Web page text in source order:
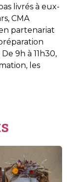
livrés à eux-
CMA
partenariat
9h à 11h30,
les